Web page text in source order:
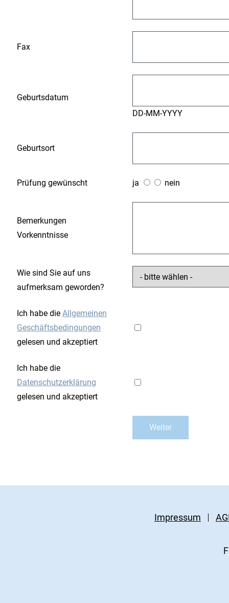
Fax
Geburtsdatum
DD-MM-YYYY
Geburtsort
Prüfung gewünscht ja nein
Bemerkungen
Vorkenntnisse
Wie sind Sie auf uns
aufmerksam geworden?
Ich habe die Allgemeinen
Geschäftsbedingungen
gelesen und akzeptiert
Ich habe die
Datenschutzerklärung
gelesen und akzeptiert
Impressum